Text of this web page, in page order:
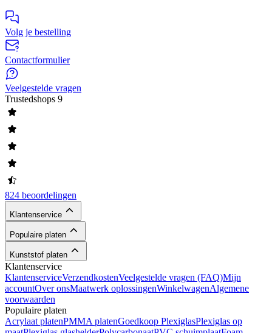
Volg je bestelling
Contactformulier
Veelgestelde vragen
Trustedshops 9
824 beoordelingen
Klantenservice
Populaire platen
Kunststof platen
Klantenservice
KlantenserviceVerzendkostenVeelgestelde vragen (FAQ)Mijn
accountOver onsMaatwerk oplossingenWinkelwagenAlgemene
voorwaarden
Populaire platen
Acrylaat platenPMMA platenGoedkoop PlexiglasPlexiglas op